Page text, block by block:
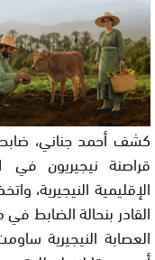
كشف أحمد جناني، ضابط
القادر بنحالة الضابط